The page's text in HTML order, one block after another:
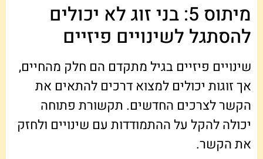
מיתוס 5: בני זוג לא יכולים
להסתגל לשינויים פיזיים
שינויים פיזיים בגיל מתקדם הם חלק מהחיים,
אך זוגות יכולים למצוא דרכים להתאים את
הקשר לצרכים החדשים. תקשורת פתוחה
יכולה להקל על ההתמודדות עם שינויים ולחזק
את הקשר.